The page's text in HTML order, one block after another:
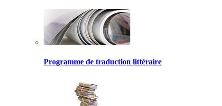
Programme de traduction littéraire